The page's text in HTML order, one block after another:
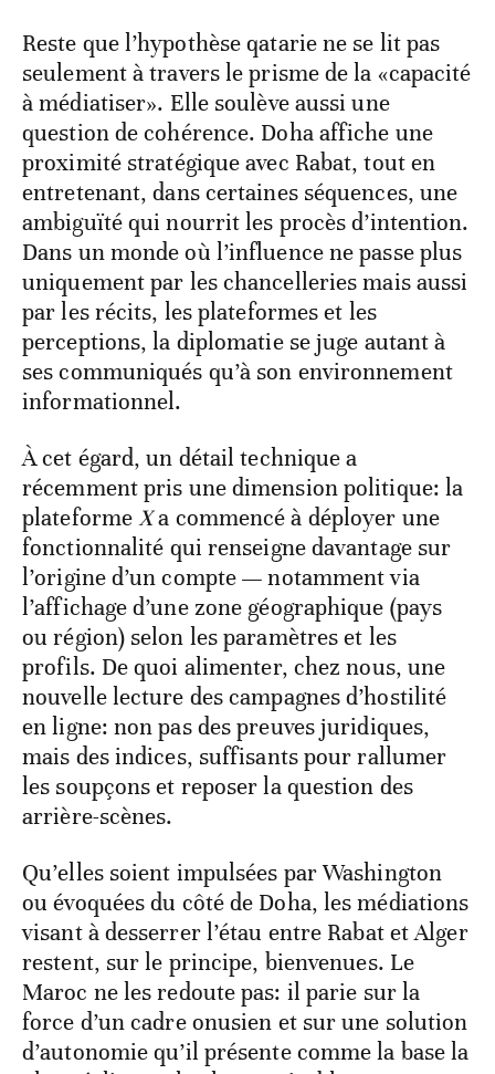
Reste que l’hypothèse qatarie ne se lit pas
seulement à travers le prisme de la «capacité
à médiatiser». Elle soulève aussi une
question de cohérence. Doha affiche une
proximité stratégique avec Rabat, tout en
entretenant, dans certaines séquences, une
ambiguïté qui nourrit les procès d’intention.
Dans un monde où l’influence ne passe plus
uniquement par les chancelleries mais aussi
par les récits, les plateformes et les
perceptions, la diplomatie se juge autant à
ses communiqués qu’à son environnement
informationnel.
À cet égard, un détail technique a
récemment pris une dimension politique: la
plateformeXa commencé à déployer une
fonctionnalité qui renseigne davantage sur
l’origine d’un compte — notamment via
l’affichage d’une zone géographique (pays
ou région) selon les paramètres et les
profils. De quoi alimenter, chez nous, une
nouvelle lecture des campagnes d’hostilité
en ligne: non pas des preuves juridiques,
mais des indices, suffisants pour rallumer
les soupçons et reposer la question des
arrière-scènes.
Qu’elles soient impulsées par Washington
ou évoquées du côté de Doha, les médiations
visant à desserrer l’étau entre Rabat et Alger
restent, sur le principe, bienvenues. Le
Maroc ne les redoute pas: il parie sur la
force d’un cadre onusien et sur une solution
d’autonomie qu’il présente comme la base la